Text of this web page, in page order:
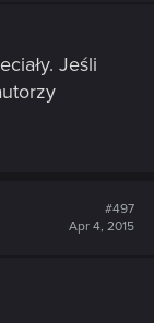
Jeśli
#497
Apr 4, 2015